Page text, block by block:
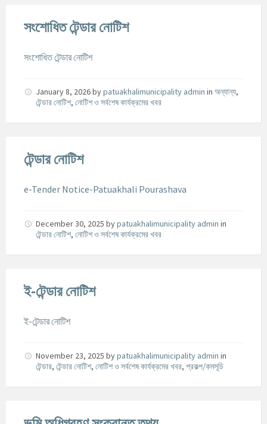
সংশোধিত টেন্ডার নোটিশ
সংশোধিত টেন্ডার নোটিশ
January 8, 2026bypatuakhalimunicipality admin in অন্যান্য,
টেন্ডার নোটিশ, নোটিশ ও সর্বশেষ কার্যক্রমের খবর
টেন্ডার নোটিশ
e-Tender Notice-Patuakhali Pourashava
December 30, 2025 bypatuakhalimunicipality admin in
টেন্ডার নোটিশ, নোটিশ ও সর্বশেষ কার্যক্রমের খবর
ই-টেন্ডার নোটিশ
ই-টেন্ডার নোটিশ
November 23, 2025 bypatuakhalimunicipality admin in
টেন্ডার, টেন্ডার নোটিশ, নোটিশ ও সর্বশেষ কার্যক্রমের খবর, প্রকল্প/কমসূচি